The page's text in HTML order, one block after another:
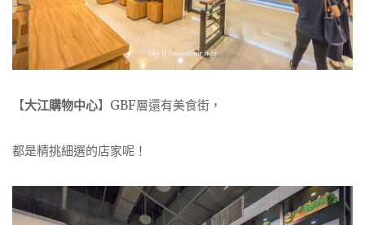
【大江購物中心】GBF層還有美食街，
都是精挑細選的店家呢！